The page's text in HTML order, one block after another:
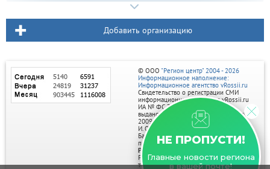
Добавить организацию
НЕ ПРОПУСТИ!
Главные новости региона
в вашей почте!
© ООО "Регион центр" 2004 - 2026
Информационное наполнение:
Информационное агентство vRossii.ru
Свидетельство о регистрации СМИ
информационного агентства vRossii.ru
ИА № ФС 77‑35502
выдано РОСКОМНАДЗОРом 04 марта
2009г.
И. О. Главного редактора Нарыков А. Н.
Баннеры на портале размещаются на
правах рекламы.
Реклама на портале:
Рекламное агентство "Умный маркетинг"
тел. 7-910-267-70-40,